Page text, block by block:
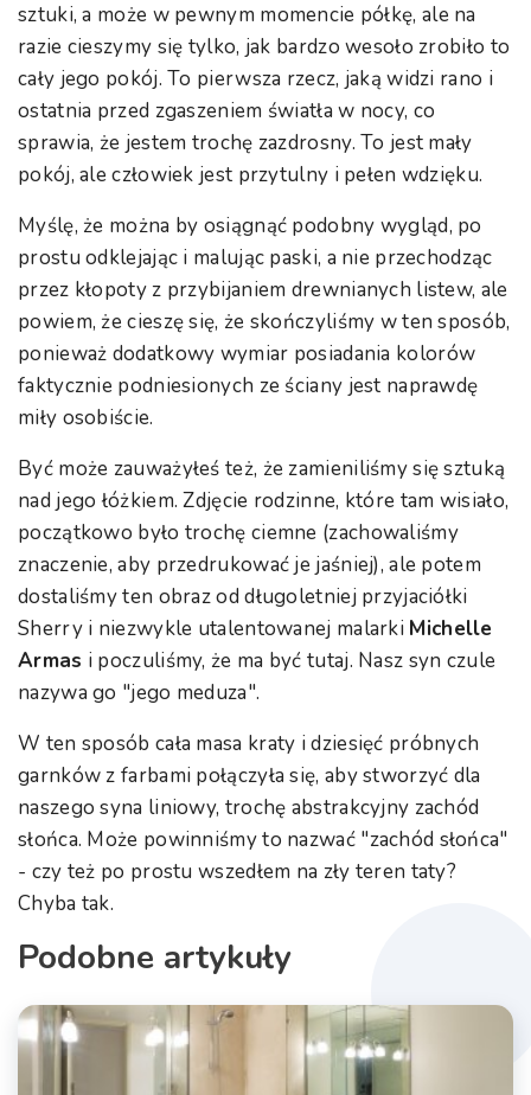
sztuki, a może w pewnym momencie półkę, ale na
razie cieszymy się tylko, jak bardzo wesoło zrobiło to
cały jego pokój. To pierwsza rzecz, jaką widzi rano i
ostatnia przed zgaszeniem światła w nocy, co
sprawia, że jestem trochę zazdrosny. To jest mały
pokój, ale człowiek jest przytulny i pełen wdzięku.
Myślę, że można by osiągnąć podobny wygląd, po
prostu odklejając i malując paski, a nie przechodząc
przez kłopoty z przybijaniem drewnianych listew, ale
powiem, że cieszę się, że skończyliśmy w ten sposób,
ponieważ dodatkowy wymiar posiadania kolorów
faktycznie podniesionych ze ściany jest naprawdę
miły osobiście.
Być może zauważyłeś też, że zamieniliśmy się sztuką
nad jego łóżkiem. Zdjęcie rodzinne, które tam wisiało,
początkowo było trochę ciemne (zachowaliśmy
znaczenie, aby przedrukować je jaśniej), ale potem
dostaliśmy ten obraz od długoletniej przyjaciółki
Sherry i niezwykle utalentowanej malarki Michelle
Armas i poczuliśmy, że ma być tutaj. Nasz syn czule
nazywa go "jego meduza".
W ten sposób cała masa kraty i dziesięć próbnych
garnków z farbami połączyła się, aby stworzyć dla
naszego syna liniowy, trochę abstrakcyjny zachód
słońca. Może powinniśmy to nazwać "zachód słońca"
- czy też po prostu wszedłem na zły teren taty?
Chyba tak.
Podobne artykuły